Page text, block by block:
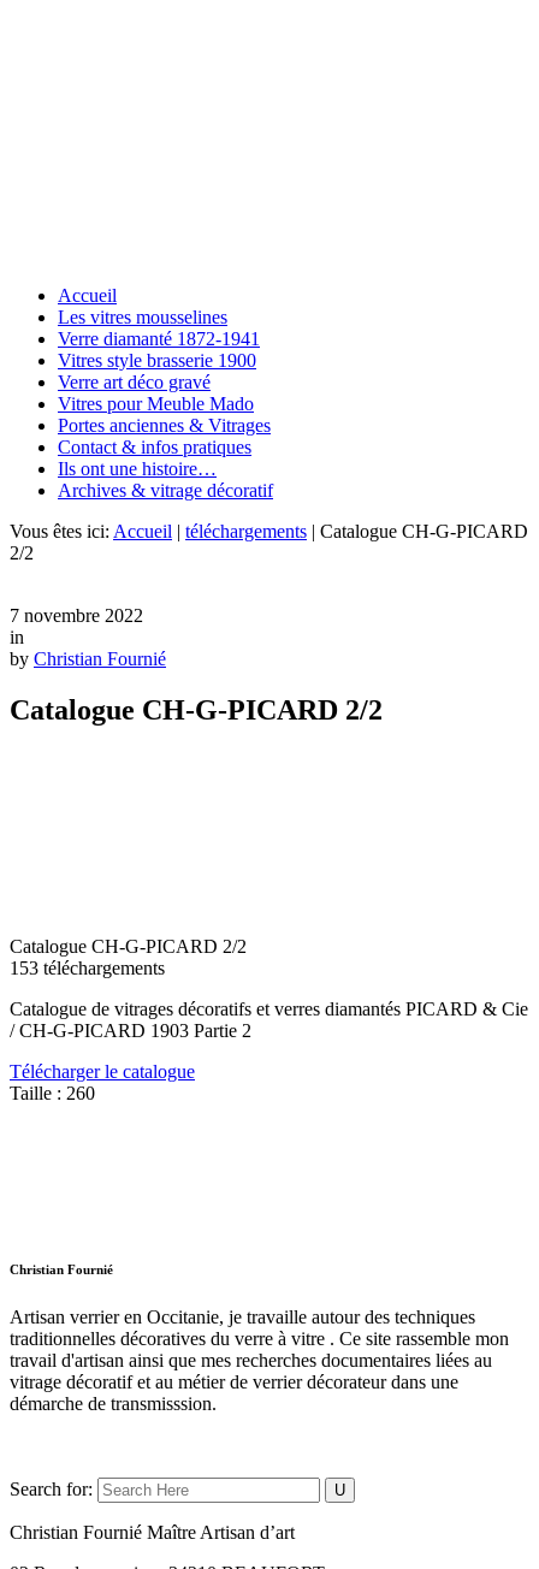
Accueil
Les vitres mousselines
Verre diamanté 1872-1941
Vitres style brasserie 1900
Verre art déco gravé
Vitres pour Meuble Mado
Portes anciennes & Vitrages
Contact & infos pratiques
Ils ont une histoire…
Archives & vitrage décoratif
Vous êtes ici: Accueil | téléchargements | Catalogue CH-G-PICARD
2/2
7 novembre 2022
in
by Christian Fournié
Catalogue CH-G-PICARD 2/2
Catalogue CH-G-PICARD 2/2
153 téléchargements
Catalogue de vitrages décoratifs et verres diamantés PICARD & Cie
/ CH-G-PICARD 1903 Partie 2
Télécharger le catalogue
Taille : 260
Christian Fournié
Artisan verrier en Occitanie, je travaille autour des techniques
traditionnelles décoratives du verre à vitre . Ce site rassemble mon
travail d'artisan ainsi que mes recherches documentaires liées au
vitrage décoratif et au métier de verrier décorateur dans une
démarche de transmisssion.
Search for:
Christian Fournié Maître Artisan d’art